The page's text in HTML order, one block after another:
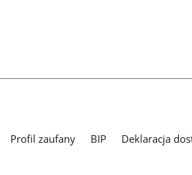
Profil zaufany BIP
Deklaracja